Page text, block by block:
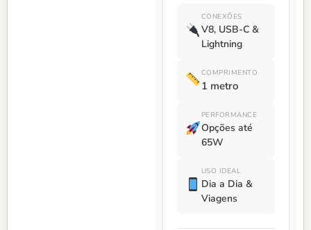
CONEXÕES
V8, USB-C &
Lightning
COMPRIMENTO
1 metro
PERFORMANCE
Opções até
65W
USO IDEAL
Dia a Dia &
Viagens